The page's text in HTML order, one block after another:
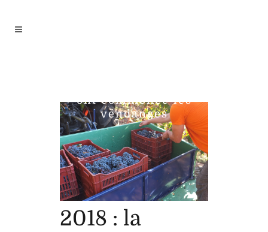
ont commencé les
vendanges
2018 : la